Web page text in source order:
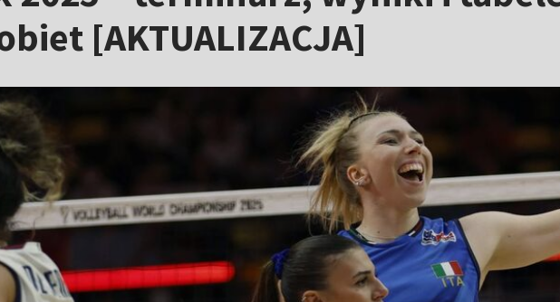
[AKTUALIZACJA]